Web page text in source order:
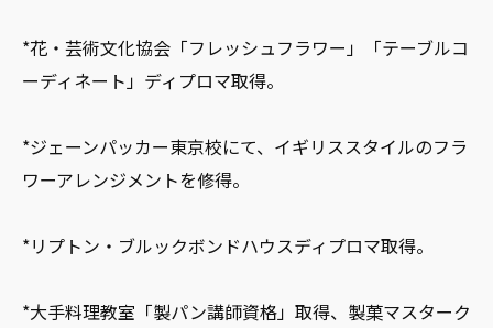
*花・芸術文化協会「フレッシュフラワー」「テーブルコ
ーディネート」ディプロマ取得。
*ジェーンパッカー東京校にて、イギリススタイルのフラ
ワーアレンジメントを修得。
*リプトン・ブルックボンドハウスディプロマ取得。
*大手料理教室「製パン講師資格」取得、製菓マスターク